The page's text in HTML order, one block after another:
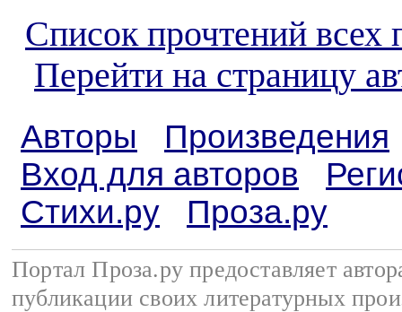
Список прочтений всех
Перейти на страницу
Авторы
Произведения
Вход для авторов
Стихи.ру
Проза.ру
Портал Проза.ру предоставляет
публикации своих литературных